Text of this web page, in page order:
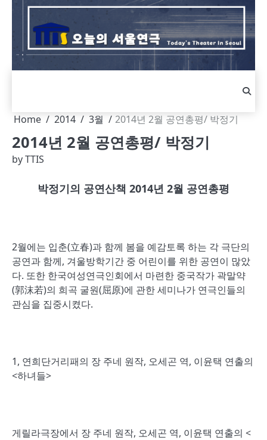
Skip
content
Home 2014 3월 2014년 2월 공연총평/ 박정기
2014년 2월 공연총평/ 박정기
byTTIS
박정기의 공연산책 2014년 2월 공연총평
2월에는 입춘(立春)과 함께 봄을 예감토록 하는 각 극단의
공연과 함께, 겨울방학기간 중 어린이를 위한 공연이 많았
다. 또한 한국여성연극인회에서 마련한 중국작가 곽말약
(郭沫若)의 희곡 굴원(屈原)에 관한 세미나가 연극인들의
관심을 집중시켰다.
1, 연희단거리패의 장 주네 원작, 오세곤 역, 이윤택 연출의
<하녀들>
게릴라극장에서 장 주네 원작, 오세곤 역, 이윤택 연출의 <